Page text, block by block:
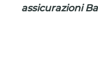
assicurazioni